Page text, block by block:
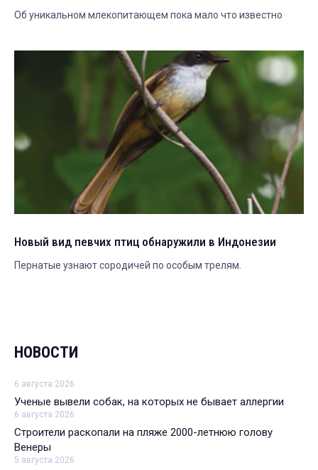
Об уникальном млекопитающем пока мало что известно
Новый вид певчих птиц обнаружили в Индонезии
Пернатые узнают сородичей по особым трелям.
НОВОСТИ
6 августа 2026
Ученые вывели собак, на которых не бывает аллергии
6 августа 2026
Строители раскопали на пляже 2000-летнюю голову
Венеры
5 августа 2026